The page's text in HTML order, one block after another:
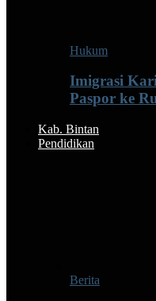
Hukum
Imigrasi
Paspor ke
Kab. Bintan
Pendidikan
Berita